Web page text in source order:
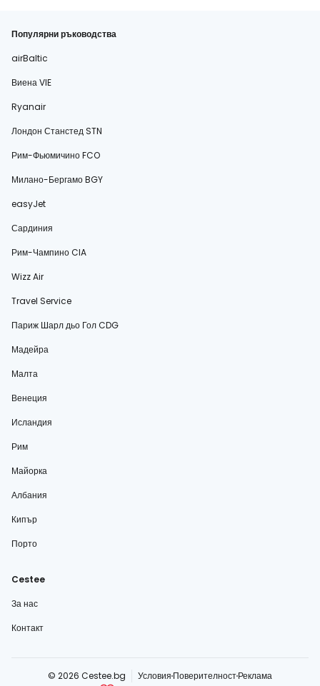
Популярни ръководства
airBaltic
Виена VIE
Ryanair
Лондон Станстед STN
Рим-Фьюмичино FCO
Милано-Бергамо BGY
easyJet
Сардиния
Рим-Чампино CIA
Wizz Air
Travel Service
Париж Шарл дьо Гол CDG
Мадейра
Малта
Венеция
Исландия
Рим
Майорка
Албания
Кипър
Порто
Cestee
За нас
Контакт
© 2026 Cestee.bg Условия ПоверителностРеклама